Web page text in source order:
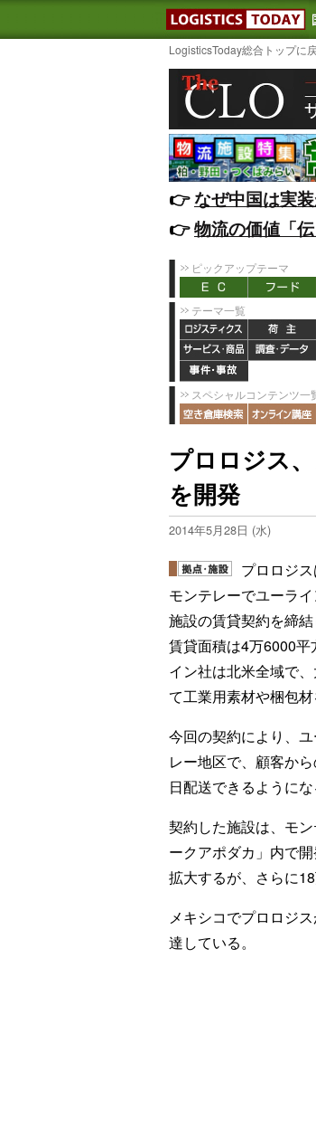
LogisticsToday総合トップに
👉️なぜ中国は実
👉️物流の価値「
ピックアップテーマ
テーマ一覧
スペシャルコンテンツ一
プロロジス
を開発
2014年5月28日 (水)
プロロジ
モンテレーでユーラ
施設の賃貸契約を締結
賃貸面積は4万6000平
イン社は北米全域で
て工業用素材や梱包材
今回の契約により、
レー地区で、顧客か
日配送できるようにな
契約した施設は、モ
ークアポダカ」内で
拡大するが、さらに
メキシコでプロロジ
達している。